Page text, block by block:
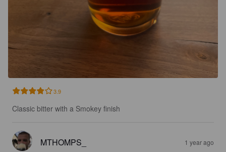
3.9
Classic bitter with a Smokey finish
MTHOMPS_ 1 year ago